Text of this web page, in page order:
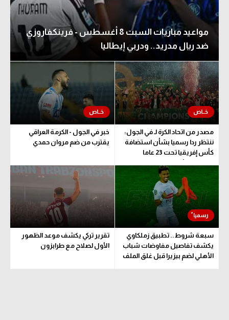
مواعيد مباريات السبت 8 أغسطس - فرينكفاروزي
ضد ريال مدريد.. ودربي إيطاليا
مصدر من اتحاد الكرة لـ في الجول:
ننتظر ردا رسميا بشأن استضافة
كأس إفريقيا تحت 23 عاما
خبر في الجول - الكرمة العراقي
يقترب من ضم مروان حمدي
سبعة شروط.. تطبيق زملكاوي
يكشف تفاصيل مفاوضات شباب
الأهلي لضم بيزيرا قبل غلق الملف
تقرير تركي يكشف موعد الظهور
الأول لصلاح مع طرابزون